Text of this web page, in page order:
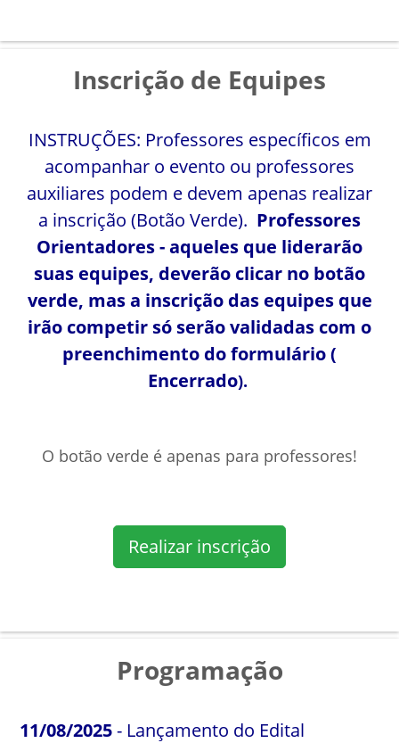
Inscrição de Equipes
INSTRUÇÕES: Professores específicos em
acompanhar o evento ou professores
auxiliares podem e devem apenas realizar
a inscrição (Botão Verde). Professores
Orientadores - aqueles que liderarão
suas equipes, deverão clicar no botão
verde, mas a inscrição das equipes que
irão competir só serão validadas com o
preenchimento do formulário (
Encerrado).
O botão verde é apenas para professores!
Realizar inscrição
Programação
11/08/2025- Lançamento do Edital